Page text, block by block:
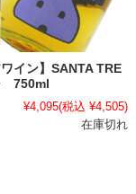
ワイン】SANTA TRE
750ml
¥4,095(税込 ¥4,505)
在庫切れ